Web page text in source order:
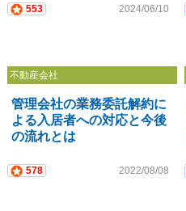
553 2024/06/10
不動産会社
管理会社の業務委託解約に
よる入居者への対応と今後
の流れとは
578 2022/08/08